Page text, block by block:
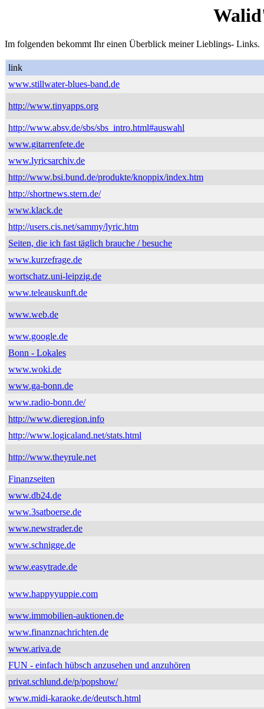
Im folgenden bekommt Ihr einen Überblick meiner Lieblings- Links.
link
www.stillwater-blues-band.de
http://www.tinyapps.org
http://www.absv.de/sbs/sbs_intro.html#auswahl
www.gitarrenfete.de
www.lyricsarchiv.de
http://www.bsi.bund.de/produkte/knoppix/index.htm
http://shortnews.stern.de/
www.klack.de
http://users.cis.net/sammy/lyric.htm
Seiten, die ich fast täglich brauche / besuche
www.kurzefrage.de
wortschatz.uni-leipzig.de
www.teleauskunft.de
www.web.de
www.google.de
Bonn - Lokales
www.woki.de
www.ga-bonn.de
www.radio-bonn.de/
http://www.dieregion.info
http://www.logicaland.net/stats.html
http://www.theyrule.net
Finanzseiten
www.db24.de
www.3satboerse.de
www.newstrader.de
www.schnigge.de
www.easytrade.de
www.happyyuppie.com
www.immobilien-auktionen.de
www.finanznachrichten.de
www.ariva.de
FUN - einfach hübsch anzusehen und anzuhören
privat.schlund.de/p/popshow/
www.midi-karaoke.de/deutsch.html